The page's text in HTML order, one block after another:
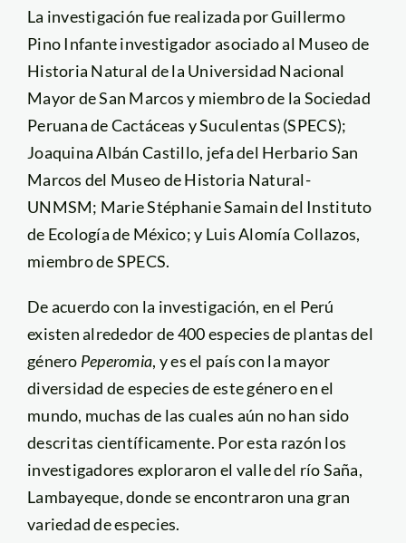
La investigación fue realizada por Guillermo
Pino Infante investigador asociado al Museo de
Historia Natural de la Universidad Nacional
Mayor de San Marcos y miembro de la Sociedad
Peruana de Cactáceas y Suculentas (SPECS);
Joaquina Albán Castillo, jefa del Herbario San
Marcos del Museo de Historia Natural-
UNMSM; Marie Stéphanie Samain del Instituto
de Ecología de México; y Luis Alomía Collazos,
miembro de SPECS.
De acuerdo con la investigación, en el Perú
existen alrededor de 400 especies de plantas del
género Peperomia, y es el país con la mayor
diversidad de especies de este género en el
mundo, muchas de las cuales aún no han sido
descritas científicamente. Por esta razón los
investigadores exploraron el valle del río Saña,
Lambayeque, donde se encontraron una gran
variedad de especies.